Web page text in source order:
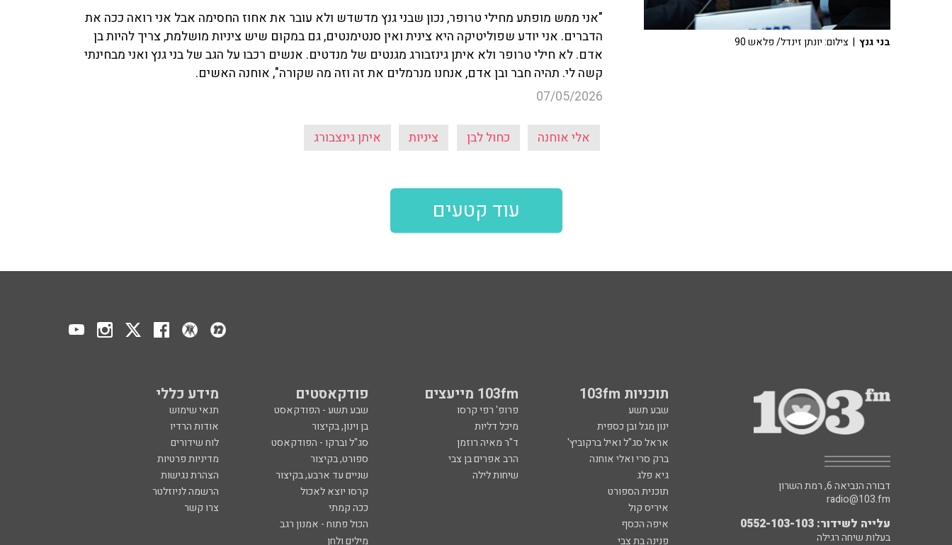
אלי אוחנה הביע את דעתו על חברי מפלגתו של בני גנץ שהחליטו לנטוש אותו בשעתו הקשה. הוא לא
ממש חסך במילים.
"אני ממש מופתע מחילי טרופר, נכון שבני גנץ מדשדש ולא עובר את אחוז החסימה אבל אני רואה ככה את
הדברים. אני יודע שפוליטיקה היא צינית ואין סנטימנטים, גם במקום שיש ציניות מושלמת, צריך להיות בן
קשה לי. תהיה חבר ובן אדם, אנחנו מנרמלים את זה וזה מה שקורה", אוחנה האשים.
כחול לבן ציניות
בני גנץ | צילום: יונתן זינדל/ פלאש 90
עוד קטעים
תוכניות 103fm 103fm מייעצים פודקאסטים מידע כללי
שבע תשע פרופ' רפי קרסו שבע תשע - הפודקאסט
תנאי שימוש
ינון מגל ובן כספית
בן וינון, בקיצור
אודות הרדיו
אראל סג"ל ואיל ברקוביץ'
סג"ל וברקו - הפודקאסט
לוח שידורים
ברק סרי ואלי אוחנה
ספורט, בקיצור
גיא פלג
שניים עד ארבע, בקיצור